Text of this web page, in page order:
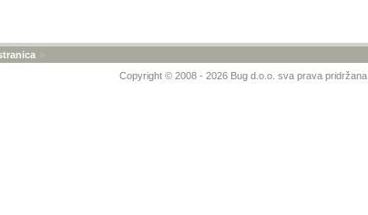
»
Copyright © 2008 - 2026 Bug d.o.o. sva prava pridržana.